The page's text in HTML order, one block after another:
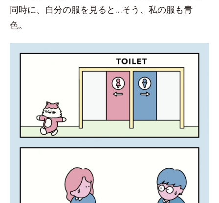
同時に、自分の服を見ると…そう、私の服も青
色。